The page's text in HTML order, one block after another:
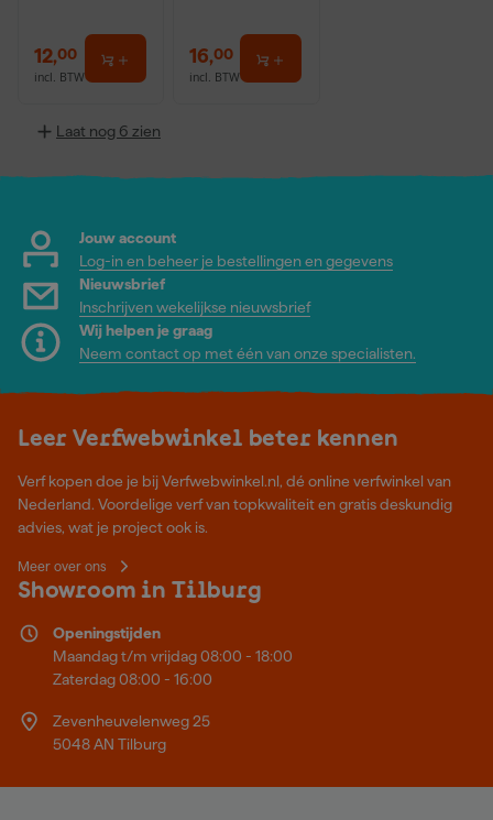
12,00
incl. BTW
16,00
incl. BTW
Laat nog 6 zien
Jouw account
Log-in en beheer je bestellingen en gegevens
Nieuwsbrief
Inschrijven wekelijkse nieuwsbrief
Wij helpen je graag
Neem contact op met één van onze specialisten.
Leer Verfwebwinkel beter kennen
Verf kopen doe je bij Verfwebwinkel.nl, dé online verfwinkel van
Nederland. Voordelige verf van topkwaliteit en gratis deskundig
advies, wat je project ook is.
Meer over ons
Showroom in Tilburg
Openingstijden
Maandag t/m vrijdag 08:00 - 18:00
Zaterdag 08:00 - 16:00
Zevenheuvelenweg 25
5048 AN Tilburg